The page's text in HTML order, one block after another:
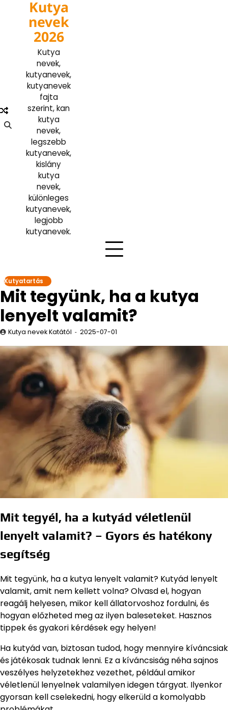
content
Kutya
nevek
2026
Kutya
nevek,
kutyanevek,
kutyanevek
fajta
szerint, kan
kutya
nevek,
legszebb
kutyanevek,
kislány
kutya
nevek,
különleges
kutyanevek,
legjobb
kutyanevek.
Kutyatartás
Mit tegyünk, ha a kutya
lenyelt valamit?
Kutya nevek Katától 2025-07-01
Mit tegyél, ha a kutyád véletlenül
lenyelt valamit? – Gyors és hatékony
segítség
Mit tegyünk, ha a kutya lenyelt valamit? Kutyád lenyelt
valamit, amit nem kellett volna? Olvasd el, hogyan
reagálj helyesen, mikor kell állatorvoshoz fordulni, és
hogyan előzheted meg az ilyen baleseteket. Hasznos
tippek és gyakori kérdések egy helyen!
Ha kutyád van, biztosan tudod, hogy mennyire kíváncsiak
és játékosak tudnak lenni. Ez a kíváncsiság néha sajnos
veszélyes helyzetekhez vezethet, például amikor
véletlenül lenyelnek valamilyen idegen tárgyat. Ilyenkor
gyorsan kell cselekedni, hogy elkerüld a komolyabb